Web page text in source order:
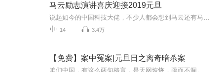
马云励志演讲喜庆迎接2019元旦
14 3.4万
【免费】案中冤案|元旦日之离奇暗杀案